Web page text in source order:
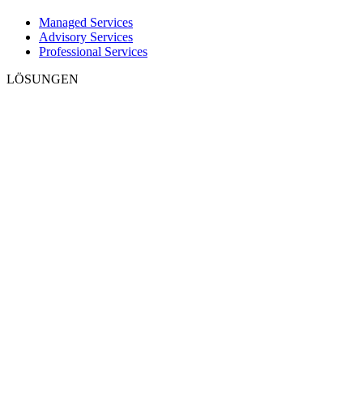
Managed Services
Advisory Services
Professional Services
LÖSUNGEN